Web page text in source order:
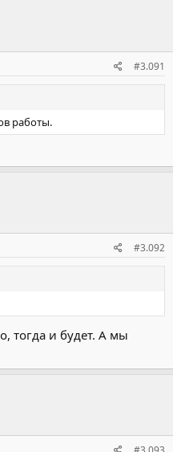
#3.091
работы.
#3.092
тогда и будет. А мы